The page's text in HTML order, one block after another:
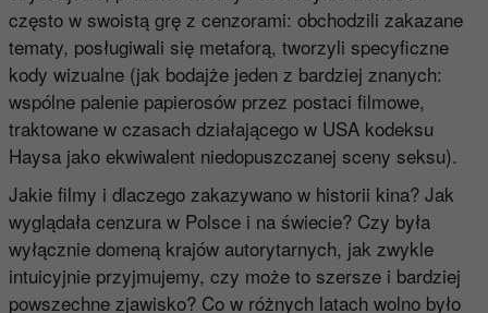
często w swoistą grę z cenzorami: obchodzili zakazane
tematy, posługiwali się metaforą, tworzyli specyficzne
kody wizualne (jak bodajże jeden z bardziej znanych:
wspólne palenie papierosów przez postaci filmowe,
traktowane w czasach działającego w USA kodeksu
Haysa jako ekwiwalent niedopuszczanej sceny seksu).
Jakie filmy i dlaczego zakazywano w historii kina? Jak
wyglądała cenzura w Polsce i na świecie? Czy była
wyłącznie domeną krajów autorytarnych, jak zwykle
intuicyjnie przyjmujemy, czy może to szersze i bardziej
powszechne zjawisko? Co w różnych latach wolno było